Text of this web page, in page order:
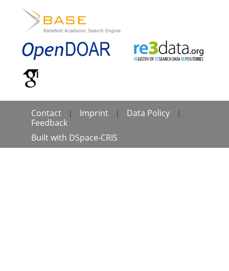
Contact | Imprint | Data Policy |
Feedback
Built with DSpace-CRIS